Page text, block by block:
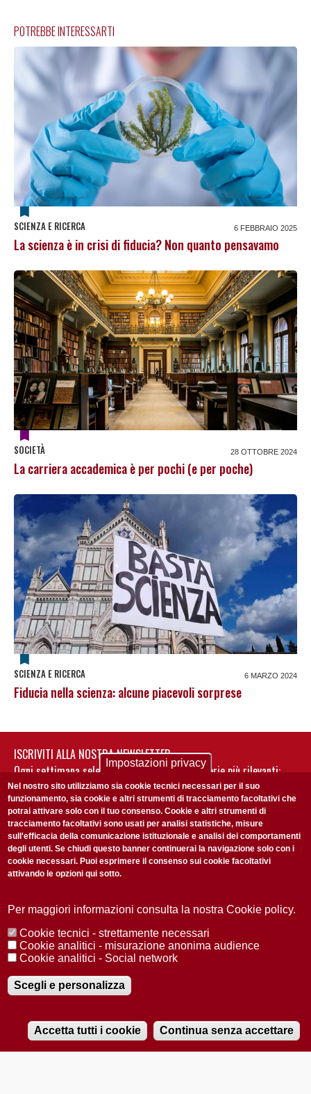
Audio
POTREBBE INTERESSARTI
SCIENZA E RICERCA 6 FEBBRAIO 2025
La scienza è in crisi di fiducia? Non quanto pensavamo
SOCIETÀ 28 OTTOBRE 2024
La carriera accademica è per pochi (e per poche)
SCIENZA E RICERCA 6 MARZO 2024
Fiducia nella scienza: alcune piacevoli sorprese
ISCRIVITI ALLA NOSTRA NEWSLETTER
Ogni settimana selezioniamo per te nostre storie più rilevanti:
non perderti gli aggiornamenti della nostra newsletter
Accetto laPrivacy Policy
Redazione Copyright Privacy
Area stampa
© 2025 Università di Padova
Registrazione presso il Tribunale di Padova n. 2097/2012 del 18 giugno
2012
Impostazioni privacy
Nel nostro sito utilizziamo sia cookie tecnici necessari per il suo
funzionamento, sia cookie e altri strumenti di tracciamento facoltativi che
potrai attivare solo con il tuo consenso. Cookie e altri strumenti di
tracciamento facoltativi sono usati per analisi statistiche, misure
sull'efficacia della comunicazione istituzionale e analisi dei comportamenti
degli utenti. Se chiudi questo banner continuerai la navigazione solo con i
cookie necessari. Puoi esprimere il consenso sui cookie facoltativi
attivando le opzioni qui sotto.
Per maggiori informazioni consulta la nostra Cookie policy.
Cookie tecnici - strettamente necessari
Cookie analitici - misurazione anonima audience
Cookie analitici - Social network
Scegli e personalizza
Accetta tutti i cookie Continua senza accettare